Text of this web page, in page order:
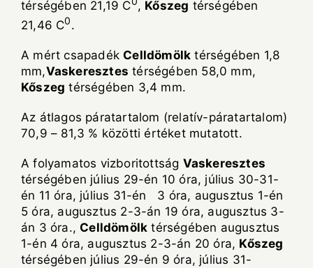
térségében 21,19 C , Kőszeg térségében
21,46 C0.
A mért csapadékCelldömölk térségében 1,8
mm,Vaskeresztes térségében 58,0 mm,
Kőszeg térségében 3,4 mm.
Az átlagos páratartalom (relatív-páratartalom)
70,9 – 81,3 % közötti értéket mutatott.
A folyamatos vizboritottság Vaskeresztes
térségében július 29-én 10 óra, július 30-31-
én 11 óra, július 31-én 3 óra, augusztus 1-én
5 óra, augusztus 2-3-án 19 óra, augusztus 3-
án 3 óra.,Celldömölk térségében augusztus
1-én 4 óra, augusztus 2-3-án 20 óra, Kőszeg
térségében július 29-én 9 óra, július 31-